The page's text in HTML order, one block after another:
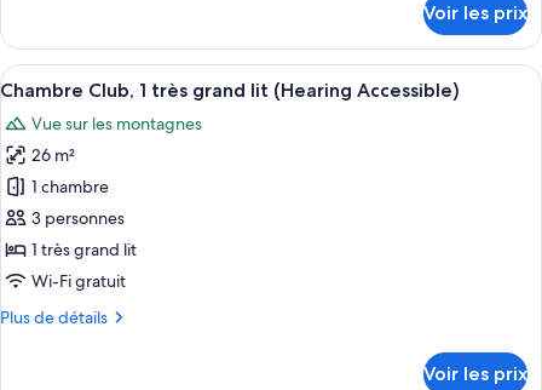
2
grands
lits
(Mobility/Hearing
Access,
Roll-
In
Shwr)
le
type
de
Chambre,
2
grands
lits
(Mobility/Hearing
Access,
Roll-
In
Voir les prix
Afficher
toutes
les
photos
pour
ce
type
de
chambre :
Chambre
Literie de qualité supérieure, couette
8
Chambre Club, 1 très grand lit (Hearing Accessible)
Vue sur les montagnes
26 m²
1 chambre
3 personnes
1 très grand lit
Wi-Fi gratuit
Plus de détails
Plus
Voir les prix